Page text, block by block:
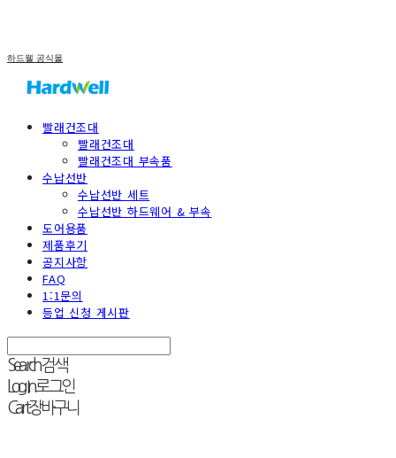
하드웰 공식몰
빨래건조대
빨래건조대
빨래건조대 부속품
수납선반
수납선반 세트
수납선반 하드웨어 & 부속
도어용품
제품후기
공지사항
FAQ
1:1문의
등업 신청 게시판
Search검색
Log In로그인
Cart장바구니